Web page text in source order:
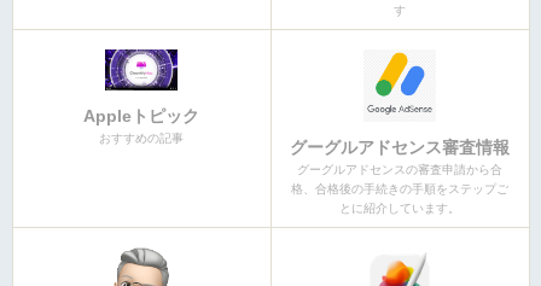
す
Appleトピック
おすすめの記事 グーグルアドセンス審査情報
グーグルアドセンスの審査申請から合
格、合格後の手続きの手順をステップご
とに紹介しています。